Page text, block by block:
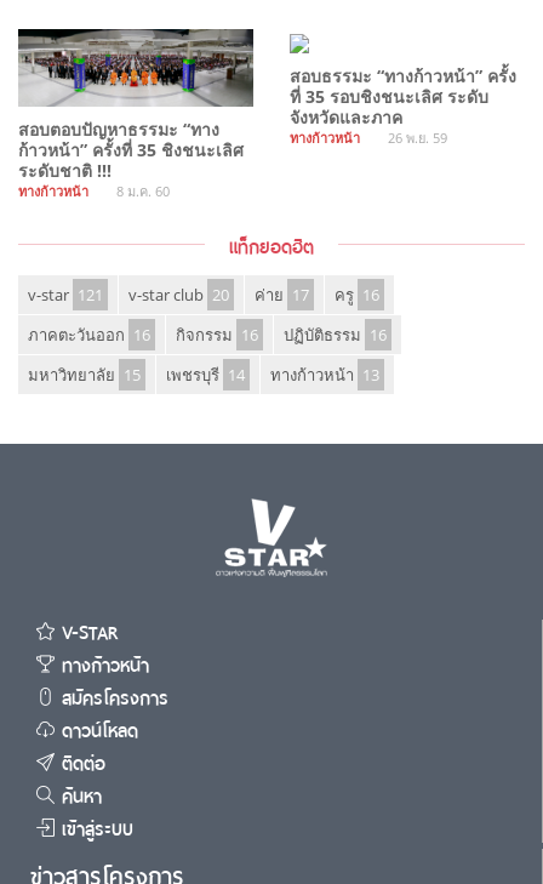
สอบตอบปัญหาธรรมะ “ทาง
ก้าวหน้า” ครั้งที่ 35 ชิงชนะเลิศ
ระดับชาติ !!!
ทางก้าวหน้า 8 ม.ค. 60
สอบธรรมะ “ทางก้าวหน้า” ครั้ง
ที่ 35 รอบชิงชนะเลิศ ระดับ
จังหวัดและภาค
ทางก้าวหน้า 26 พ.ย. 59
แท็กยอดฮิต
v-star 121 v-star club 20 ค่าย 17 ครู 16
ภาคตะวันออก 16 กิจกรรม 16 ปฏิบัติธรรม 16
มหาวิทยาลัย 15 เพชรบุรี 14 ทางก้าวหน้า 13
V-STAR
ทางก้าวหน้า
สมัครโครงการ
ดาวน์โหลด
ติดต่อ
ค้นหา
เข้าสู่ระบบ